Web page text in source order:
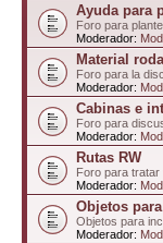
Ayuda para
Foro para
Moderador:
Material
Foro para la
Moderador:
Cabinas e
Foro para
Moderador:
Rutas RW
Foro para
Moderador:
Objetos
Objetos para
Moderador: